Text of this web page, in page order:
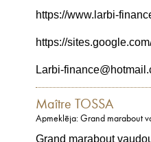
https://www.larbi-
https://
Larbi-
Maître TOSSA
Apmeklēja: Grand marabout
Grand marabout